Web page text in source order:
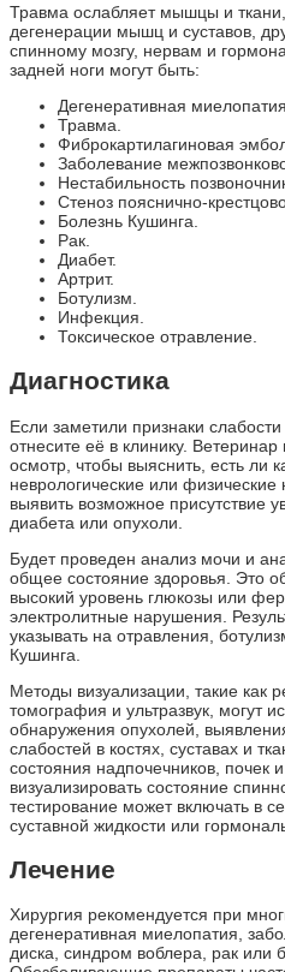
Травма ослабляет мышцы и ткани,
дегенерации мышц и суставов,
спинному мозгу, нервам и
задней ноги могут быть:
Дегенеративная миелопатия.
Травма.
Фиброкартилагиновая
Заболевание
Нестабильность
Стеноз пояснично-
Болезнь Кушинга.
Рак.
Диабет.
Артрит.
Ботулизм.
Инфекция.
Токсическое отравление.
Диагностика
Если заметили признаки слабости
отнесите её в клинику.
осмотр, чтобы выяснить, есть ли
неврологические или
выявить возможное присутствие
диабета или опухоли.
Будет проведен анализ мочи и
общее состояние здоровья. Это
высокий уровень глюкозы или
электролитные нарушения.
указывать на отравления,
Кушинга.
Методы визуализации, такие как
томография и ультразвук, могут
обнаружения опухолей,
слабостей в костях, суставах и
состояния надпочечников, почек
визуализировать состояние
тестирование может включать в
суставной жидкости или
Лечение
Хирургия рекомендуется при
дегенеративная миелопатия,
диска, синдром воблера, рак или